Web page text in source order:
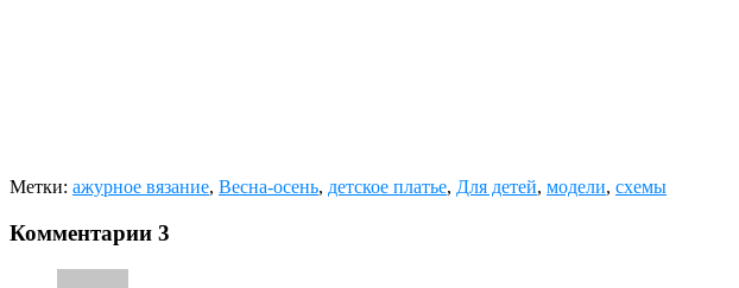
Метки: ажурное вязание, Весна-осень, детское платье, Для детей, модели, схемы
Комментарии 3